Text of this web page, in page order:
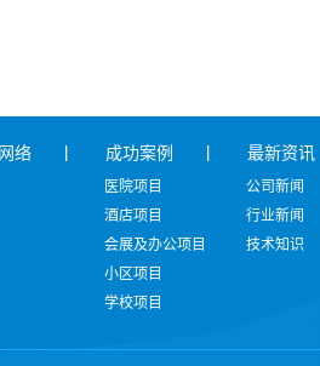
络 成功案例
医院项目
酒店项目
会展及办公项目
小区项目
学校项目
最新资讯
公司新闻
行业新闻
技术知识